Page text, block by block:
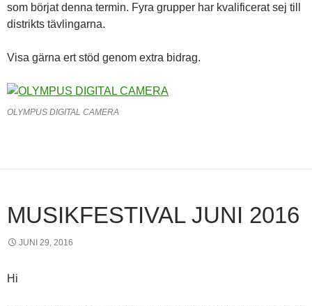
som börjat denna termin. Fyra grupper har kvalificerat sej till
distrikts tävlingarna.
Visa gärna ert stöd genom extra bidrag.
OLYMPUS DIGITAL CAMERA
MUSIKFESTIVAL JUNI 2016
JUNI 29, 2016
Hi